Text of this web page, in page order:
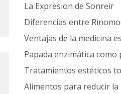
La Expresion de Sonreir
Diferencias entre
Ventajas de la medicina
Papada enzimática
Tratamientos estéticos
Alimentos para reducir